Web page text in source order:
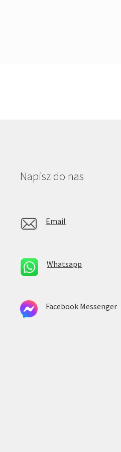
Napisz do nas
Email
Whatsapp
Facebook Messenger